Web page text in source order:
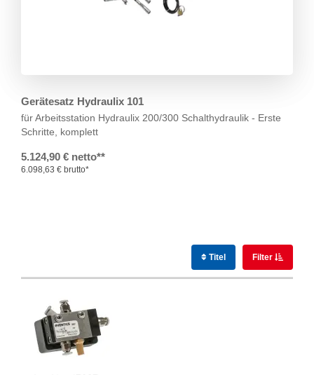
Gerätesatz Hydraulix 101
für Arbeitsstation Hydraulix 200/300 Schalthydraulik - Erste
Schritte, komplett
5.124,90 € netto**
6.098,63 € brutto*
Titel Filter